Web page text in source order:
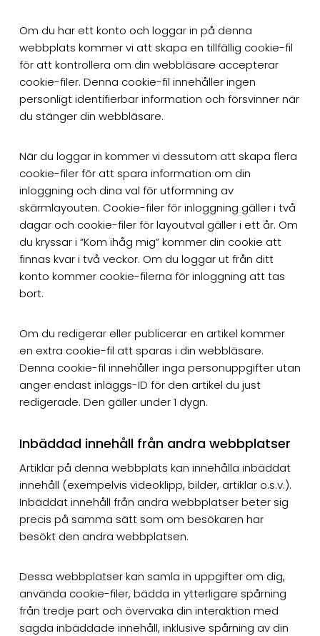
Om du har ett konto och loggar in på denna
webbplats kommer vi att skapa en tillfällig cookie-fil
för att kontrollera om din webbläsare accepterar
cookie-filer. Denna cookie-fil innehåller ingen
personligt identifierbar information och försvinner när
du stänger din webbläsare.
När du loggar in kommer vi dessutom att skapa flera
cookie-filer för att spara information om din
inloggning och dina val för utformning av
skärmlayouten. Cookie-filer för inloggning gäller i två
dagar och cookie-filer för layoutval gäller i ett år. Om
du kryssar i ”Kom ihåg mig” kommer din cookie att
finnas kvar i två veckor. Om du loggar ut från ditt
konto kommer cookie-filerna för inloggning att tas
bort.
Om du redigerar eller publicerar en artikel kommer
en extra cookie-fil att sparas i din webbläsare.
Denna cookie-fil innehåller inga personuppgifter utan
anger endast inläggs-ID för den artikel du just
redigerade. Den gäller under 1 dygn.
Inbäddad innehåll från andra webbplatser
Artiklar på denna webbplats kan innehålla inbäddat
innehåll (exempelvis videoklipp, bilder, artiklar o.s.v.).
Inbäddat innehåll från andra webbplatser beter sig
precis på samma sätt som om besökaren har
besökt den andra webbplatsen.
Dessa webbplatser kan samla in uppgifter om dig,
använda cookie-filer, bädda in ytterligare spårning
från tredje part och övervaka din interaktion med
sagda inbäddade innehåll, inklusive spårning av din